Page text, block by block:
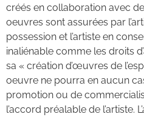
créés en collaboration avec
oeuvres sont assurées par
possession et l’artiste en
inaliénable comme les droits
sa « création d’œuvres de
oeuvre ne pourra en aucun
promotion ou de
l’accord préalable de l’artiste.